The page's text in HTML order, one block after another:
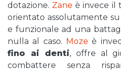
dotazione. Zane è invece il
orientato assolutamente
e funzionale ad una
nulla al caso. Moze è
fino ai denti, offre al
combattere senza